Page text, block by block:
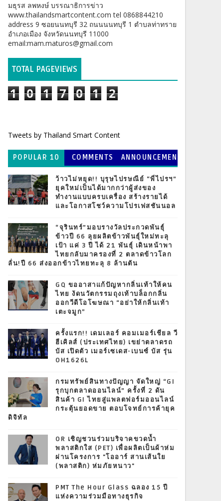
มธุรส ลพหงษ์ บรรณาธิการข่าว
www.thailandsmartcontent.com tel 0868844210
address 9 ซอยนนทบุรี 32 ถนนนนทบุรี 1 ตำบลท่าทราย
อำเภอเมือง จังหวัดนนทบุรี 11000
email:mam.maturos@gmail.com
TOTAL PAGEVIEWS
1 0 1 7 0 1 2
Tweets by Thailand Smart Content
POPULAR 10 COMMENTS
ANNOUNCEMEN
ว้าวไม่หยุด!! บุรุษไปรษณีย์ “พี่ไปรฯ”
ยุคใหม่เป็นได้มากกว่าผู้ส่งของ
ทำงานแบบครบเครื่อง สร้างรายได้
และโอกาสโชว์ความโปรเฟสชันนอล
“จุรินทร์”มอบรางวัลประกวดพันธุ์
ข้าวปี 66 ลุยผลิตข้าวพันธุ์ใหม่ทะลุ
เป้า แค่ 3 ปี ได้ 21 พันธุ์ เดินหน้าพา
ไทยกลับมาครองที่ 2 ตลาดข้าวโลก
ลั่น!ปี 66 ส่งออกข้าวไทยทะลุ 8 ล้านตัน
GQ ขออาสาแก้ปัญหากลิ่นเท้าให้คน
ไทย งัดนวัตกรรมถุงเท้าบล็อกกลิ่น
ออกวีดีโอโฆษณา “อย่าให้กลิ่นเท้า
เตะจมูก”
ครั้งแรก!! เดมเลอร์ คอมเมอร์เชียล วี
ฮีเคิลส์ (ประเทศไทย) เขย่าตลาดรถ
บัส เปิดตัว เมอร์เซเดส-เบนซ์ บัส รุ่น
OH1626L
กรมทรัพย์สินทางปัญญา จัดใหญ่ “GI
รุกบุกตลาดออนไลน์” ครั้งที่ 2 ดัน
สินค้า GI ไทยสู่แพลตฟอร์มออนไลน์
กระตุ้นยอดขาย ตอบโจทย์การค้ายุค
ดิจิทัล
OR เชิญชวนร่วมบริจาคขวดน้ำ
พลาสติกใส (PET) เพื่อผลิตเป็นผ้าห่ม
ผ่านโครงการ "โออาร์ สานเส้นใย
(พลาสติก) ห่มภัยหนาว"
PMT The Hour Glass ฉลอง 15 ปี
แห่งความร่วมมือทางธุรกิจ